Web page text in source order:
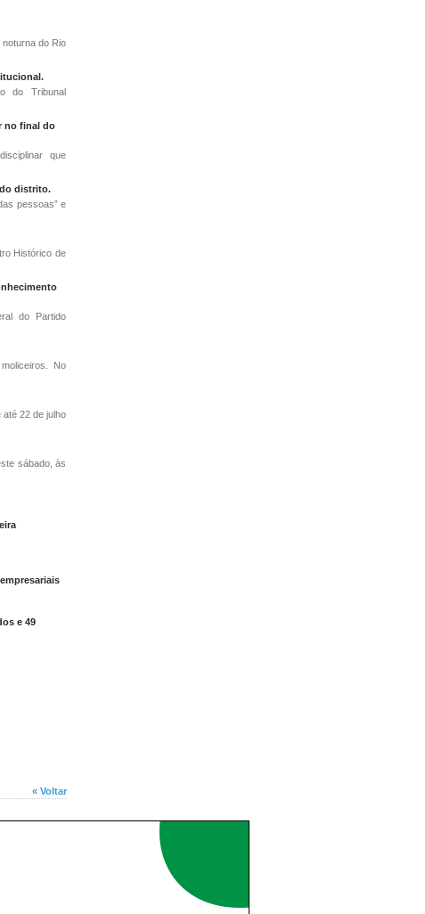
do Rio
do Tribunal
no final do
que
distrito.
pessoas” e
Histórico de
do Partido
No
até 22 de julho
sábado, às
e 49
« Voltar